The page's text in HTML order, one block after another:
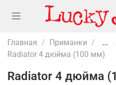
Главная Приманки
...
Radiator 4 дюйма (100 мм)
Radiator 4 дюйма